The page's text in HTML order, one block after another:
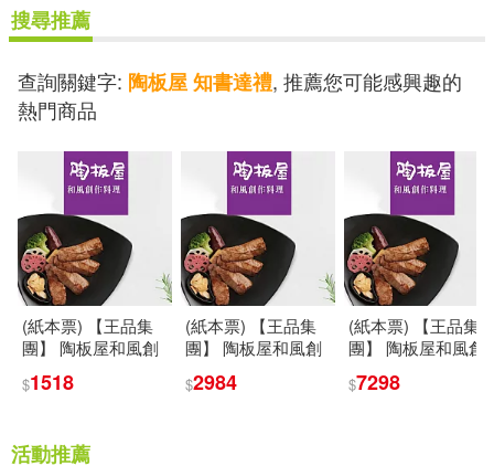
（意）E.布索拉蒂等(12)
（法）娜塔莉·舒(12)
（美）勞拉·英格斯·懷德(12)
（英）DK公司(12) ION(11)
おはら誠(11) すみよし(11)
はざくらさつき(11)
人民教育出版社(34)
光明日報出版社(34)
大呂文化(34) 楓書坊(34)
湖南文藝出版社(34)
獨步文化(34) 積木文化(34)
立信會計出版社(34)
湖南美術出版社(33)
搜尋推薦
查詢關鍵字: 陶板屋 知書達禮, 推薦您可能感興趣的
熱門商品
(紙本票) 【王品集
團】 陶板屋和風創
$1518
(紙本票) 【王品集
團】 陶板屋和風創
$2984
(紙本票) 【王品集
團】 陶板屋和風創
$7298
活動推薦